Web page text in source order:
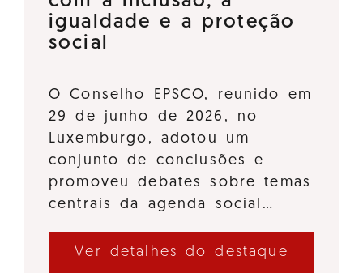
igualdade e a proteção
social
O Conselho EPSCO, reunido em
29 de junho de 2026, no
Luxemburgo, adotou um
conjunto de conclusões e
promoveu debates sobre temas
centrais da agenda social…
Ver detalhes do destaque